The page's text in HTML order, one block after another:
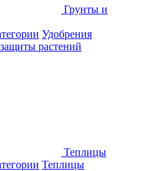
Грунты и
Удобрения
растений
Теплицы
Теплицы